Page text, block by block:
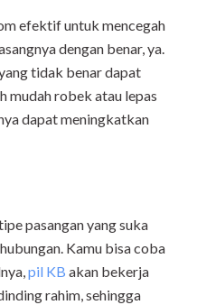
efektif untuk mencegah
dengan benar, ya.
tidak benar dapat
mudah robek atau lepas
dapat meningkatkan
pasangan yang suka
Kamu bisa coba
pil KB akan bekerja
rahim, sehingga